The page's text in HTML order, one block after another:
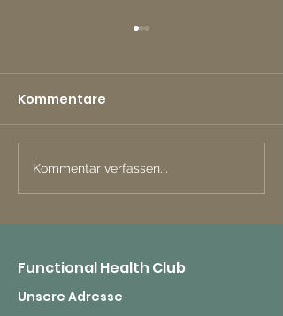
Aktiv gegen
Beschwerden der
Lendenwirbelsäule
Kommentare
Kommentar verfassen...
Functional Health Club
Unsere Adresse